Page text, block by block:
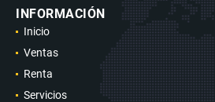
INFORMACIÓN
Inicio
Ventas
Renta
Servicios